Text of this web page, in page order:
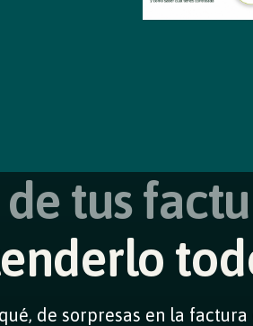
tus
de sorpresas en la